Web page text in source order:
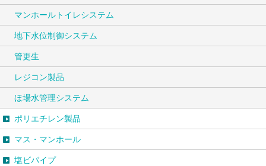
マンホールトイレシステム
地下水位制御システム
管更生
レジコン製品
ほ場水管理システム
ポリエチレン製品
マス・マンホール
塩ビパイプ